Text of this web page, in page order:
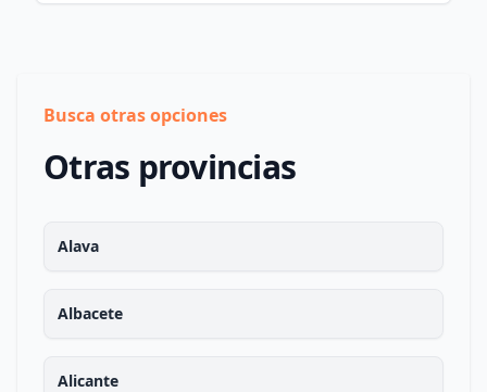
Busca otras opciones
Otras provincias
Alava
Albacete
Alicante